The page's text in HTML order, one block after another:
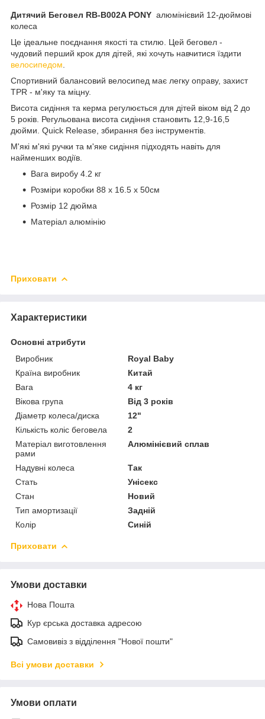
Дитячий Беговел RB-B002A PONY алюмінієвий 12-дюймові
колеса
Це ідеальне поєднання якості та стилю. Цей беговел -
чудовий перший крок для дітей, які хочуть навчитися їздити
велосипедом
Спортивний балансовий велосипед має легку оправу, захист
TPR - м'яку та міцну.
Висота сидіння та керма регулюється для дітей віком від 2 до
5 років. Регульована висота сидіння становить 12,9-16,5
дюйми. Quick Release, збирання без інструментів.
М'які м'які ручки та м'яке сидіння підходять навіть для
найменших водіїв.
Вага виробу 4.2 кг
Розміри коробки 88 х 16.5 х 50см
Розмір 12 дюйма
Матеріал алюмінію
Приховати
Характеристики
Основні атрибути
Виробник
Royal Baby
Країна виробник
Китай
Вага
4 кг
Вікова група
Від 3 років
Діаметр колеса/диска
12"
Кількість коліс беговела
2
Матеріал виготовлення
рами
Алюмінієвий сплав
Надувні колеса
Так
Стать
Унісекс
Стан
Новий
Тип амортизації
Задній
Колір
Синій
Приховати
Умови доставки
Нова Пошта
Кур єрська доставка адресою
Самовивіз з відділення "Нової пошти"
Всі умови доставки
Умови оплати